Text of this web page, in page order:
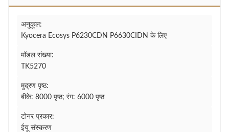
अनुकूल:
Kyocera Ecosys P6230CDN P6630CIDN के लिए
मॉडल संख्या:
TK5270
मुद्रण पृष्ठ:
बीके: 8000 पृष्ठ; रंग: 6000 पृष्ठ
टोनर प्रकार:
ईयू संस्करण